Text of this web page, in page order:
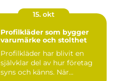
15. okt
Profilkläder som bygger
varumärke och stolthet
Profilkläder har blivit en
självklar del av hur företag
syns och känns. När...